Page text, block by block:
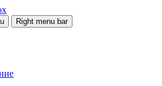
Right menu bar